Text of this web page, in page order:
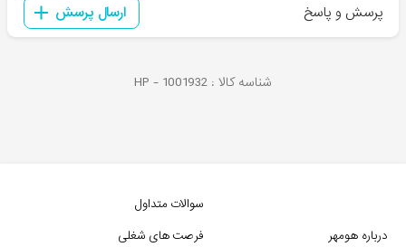
پرسش و پاسخ ارسال پرسش
شناسه کالا : HP - 1001932
درباره هومهر
سوالات متداول
فرصت های شغلی